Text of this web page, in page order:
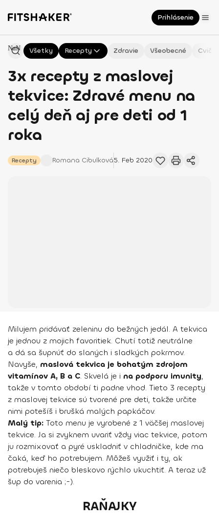
Prihlásenie
Všetky Recepty Zdravie Všeobecné
3x recepty z maslovej
tekvice: Zdravé menu na
celý deň aj pre deti od 1
roka
Recepty Romana Cibulková5. Feb 2020
NaN
Milujem pridávať zeleninu do bežných jedál. A tekvica
je jednou z mojich favoritiek. Chutí totiž neutrálne
a dá sa šupnúť do slaných i sladkých pokrmov.
Navyše, maslová tekvica je bohatým zdrojom
vitamínov A, B a C. Skvelá je i na podporu imunity,
takže v tomto období ti padne vhod. Tieto 3 recepty
z maslovej tekvice sú tvorené pre deti, takže určite
nimi potešíš i brušká malých papkáčov.
Malý tip: Toto menu je vyrobené z 1 väčšej maslovej
tekvice. Ja si zvyknem uvariť vždy viac tekvice, potom
ju rozmixovať a pyré uskladniť v chladničke, kde ma
čaká, keď ho potrebujem. Môžeš využiť i ty, ak
potrebuješ niečo bleskovo rýchlo ukuchtiť. A teraz už
šup do varenia ;-).
RAŇAJKY